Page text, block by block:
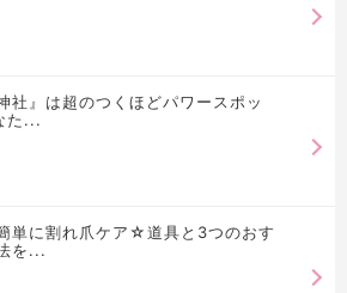
社』は超のつくほどパワースポッ
た...
単に割れ爪ケア☆道具と3つのおす
を...